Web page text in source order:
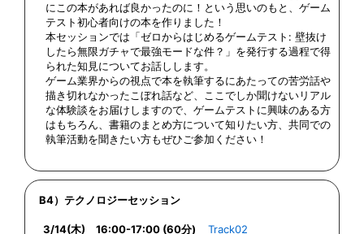
にこの本があれば良かったのに！という思いのもと、ゲーム
テスト初心者向けの本を作りました！
本セッションでは「ゼロからはじめるゲームテスト: 壁抜け
したら無限ガチャで最強モードな件？」を発行する過程で得
られた知見についてお話しします。
ゲーム業界からの視点で本を執筆するにあたっての苦労話や
描き切れなかったこぼれ話など、ここでしか聞けないリアル
な体験談をお届けしますので、ゲームテストに興味のある方
はもちろん、書籍のまとめ方について知りたい方、共同での
執筆活動を聞きたい方もぜひご参加ください！
B4）テクノロジーセッション
3/14(木) 16:00-17:00 (60分)
Track02